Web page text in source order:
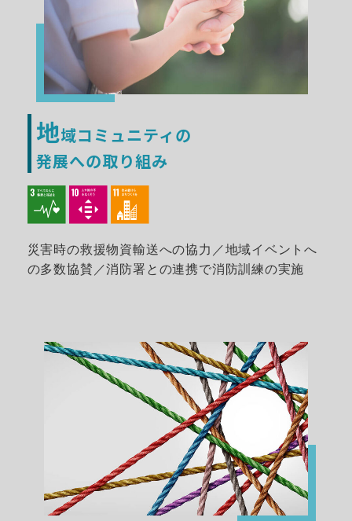
地域コミュニティの
発展への取り組み
災害時の救援物資輸送への協力／地域イベントへ
の多数協賛／消防署との連携で消防訓練の実施